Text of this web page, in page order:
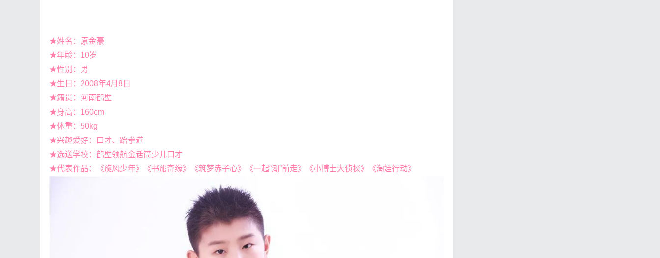
★姓名：原金豪
★年龄：10岁
★性别：男
★生日：2008年4月8日
★籍贯：河南鹤壁
★身高：160cm
★体重：50kg
★兴趣爱好：口才、跆拳道
★选送学校：鹤壁领航金话筒少儿口才
★代表作品：《旋风少年》《书旅奇缘》《筑梦赤子心》《一起“潮”前走》《小博士大侦探》《淘娃行动》